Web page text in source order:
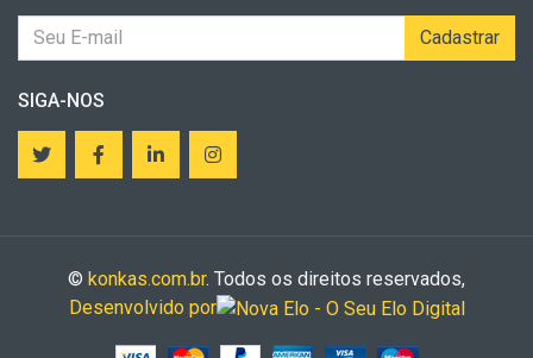
Cadastrar
SIGA-NOS
© konkas.com.br. Todos os direitos reservados,
Desenvolvido por